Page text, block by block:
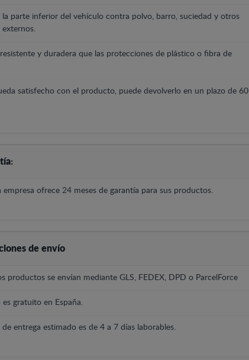
la parte inferior del vehículo contra polvo, barro, suciedad y otros
externos.
resistente y duradera que las protecciones de plástico o fibra de
satisfecho con el producto, puede devolverlo en un plazo de 60
empresa ofrece 24 meses de garantía para sus productos.
de envío
productos se envían mediante GLS, FEDEX, DPD o ParcelForce
es gratuito en España.
de entrega estimado es de 4 a 7 días laborables.